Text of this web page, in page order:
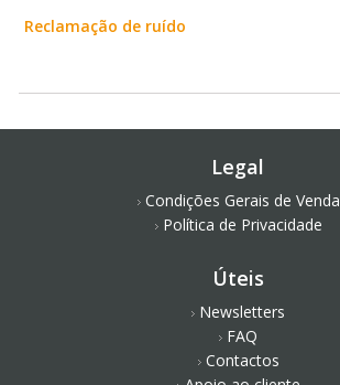
Reclamação de ruído
Legal
Condições Gerais de Venda
Política de Privacidade
Úteis
Newsletters
FAQ
Contactos